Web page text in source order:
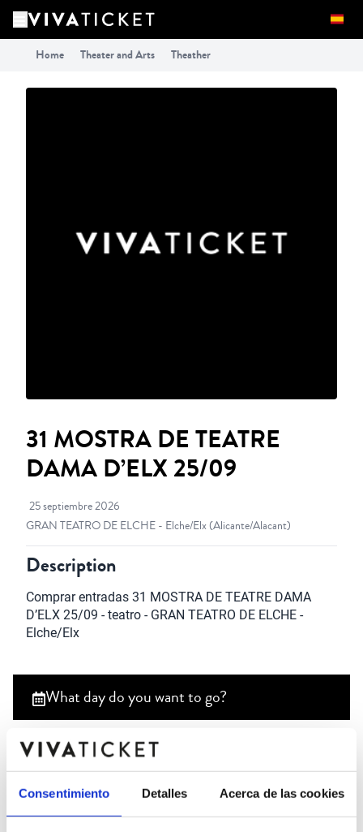
Consentimiento Detalles Acerca de las cookies
Home Theater and Arts Theather
31 MOSTRA DE TEATRE
DAMA D’ELX 25/09
25 septiembre 2026
GRAN TEATRO DE ELCHE - Elche/Elx(Alicante/Alacant)
Description
Comprar entradas 31 MOSTRA DE TEATRE DAMA
D’ELX 25/09 - teatro - GRAN TEATRO DE ELCHE -
Elche/Elx
What day do you want to go?
25
Sep